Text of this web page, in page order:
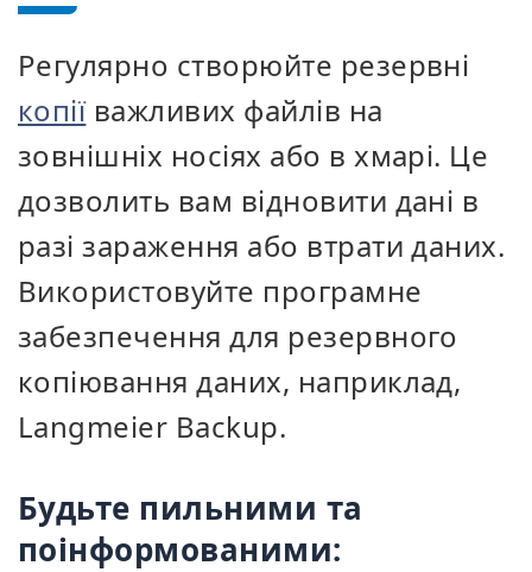
Регулярно створюйте резервні
копіїважливих файлів на
зовнішніх носіях або в хмарі. Це
дозволить вам відновити дані в
разі зараження або втрати даних.
Використовуйте програмне
забезпечення для резервного
копіювання даних, наприклад,
Langmeier Backup.
Будьте пильними та
поінформованими: